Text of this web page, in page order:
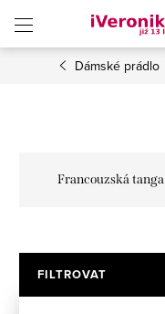
obsah
Dámské prádlo
Francouzská tanga
FILTROVAT